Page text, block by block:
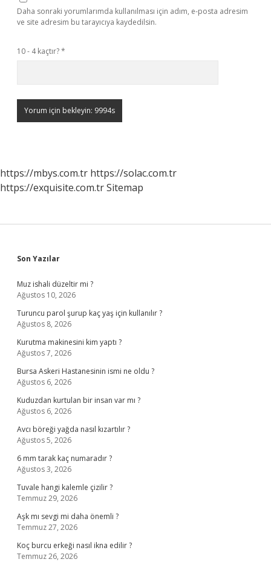
Daha sonraki yorumlarımda kullanılması için adım, e-posta adresim
ve site adresim bu tarayıcıya kaydedilsin.
10 - 4 kaçtır?*
https://mbys.com.tr https://solac.com.tr
https://exquisite.com.trSitemap
Sidebar
Son Yazılar
Muz ishali düzeltir mi ?
Ağustos 10, 2026
Turuncu parol şurup kaç yaş için kullanılır ?
Ağustos 8, 2026
Kurutma makinesini kim yaptı ?
Ağustos 7, 2026
Bursa Askeri Hastanesinin ismi ne oldu ?
Ağustos 6, 2026
Kuduzdan kurtulan bir insan var mı ?
Ağustos 6, 2026
Avcı böreği yağda nasıl kızartılır ?
Ağustos 5, 2026
6 mm tarak kaç numaradır ?
Ağustos 3, 2026
Tuvale hangi kalemle çizilir ?
Temmuz 29, 2026
Aşk mı sevgi mi daha önemli ?
Temmuz 27, 2026
Koç burcu erkeği nasıl ikna edilir ?
Temmuz 26, 2026